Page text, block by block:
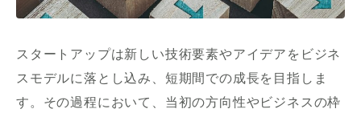
スタートアップは新しい技術要素やアイデアをビジネ
スモデルに落とし込み、短期間での成長を目指しま
す。その過程において、当初の方向性やビジネスの枠